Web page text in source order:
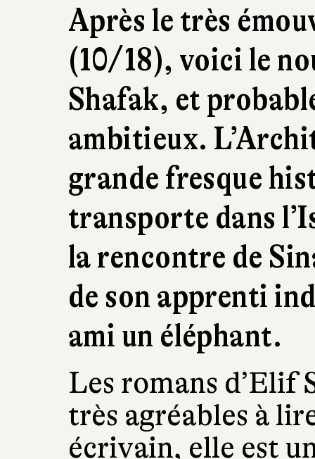
Après le très
(10/18), voici le
Shafak, et
ambitieux.
grande fresque
transporte dans
la rencontre de
de son apprenti
ami un éléphant.
Les romans d’Elif
très agréables à
écrivain, elle est